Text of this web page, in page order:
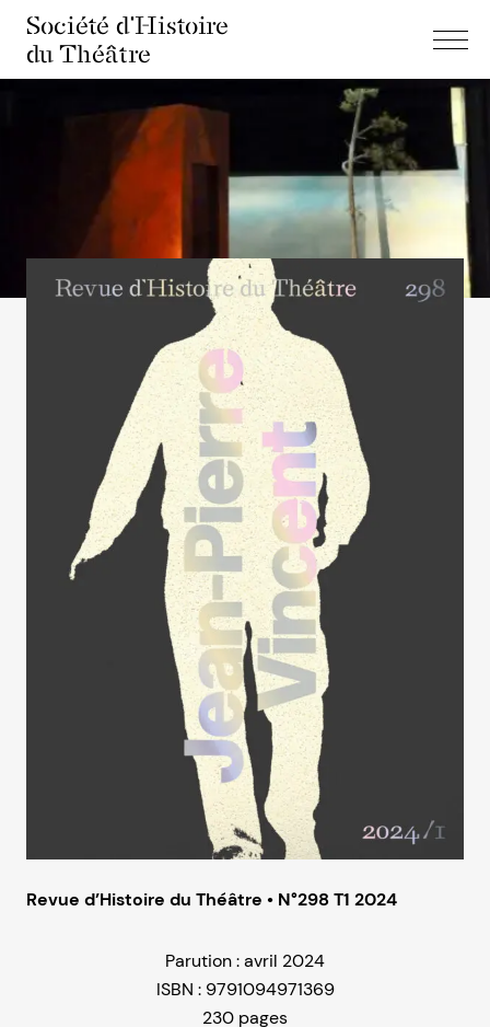
Société d'Histoire
du Théâtre
Revue d’Histoire du Théâtre • N°298 T1 2024
Parution : avril 2024
ISBN : 9791094971369
230 pages